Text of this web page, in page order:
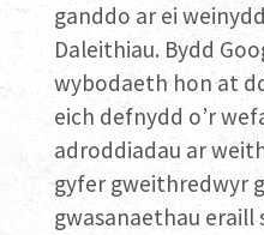
ganddo ar ei
Daleithiau. Bydd
wybodaeth hon at
eich defnydd o’r
adroddiadau ar
gyfer gweithredwyr
gwasanaethau eraill